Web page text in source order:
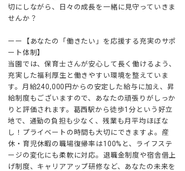
切にしながら、日々の成長を一緒に見守っていきま
せんか？
ーー【あなたの「働きたい」を応援する充実のサポ
ート体制】
当園では、保育士さんが安心して長く働けるよう、
充実した福利厚生と働きやすい環境を整えていま
す。月給240,000円からの安定した給与に加え、昇
給制度もございますので、あなたの頑張りがしっか
りと評価されます。葛西駅から徒歩1分という好立
地で、通勤の負担も少なく、残業も月平均ほぼな
し！プライベートの時間も大切にできますよ。産
休・育児休暇の職場復帰率は100%と、ライフステ
ージの変化にも柔軟に対応。退職金制度や宿舎借上
げ制度、キャリアアップ研修など、あなたの未来を